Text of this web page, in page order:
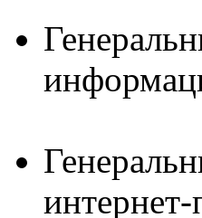
интернет-